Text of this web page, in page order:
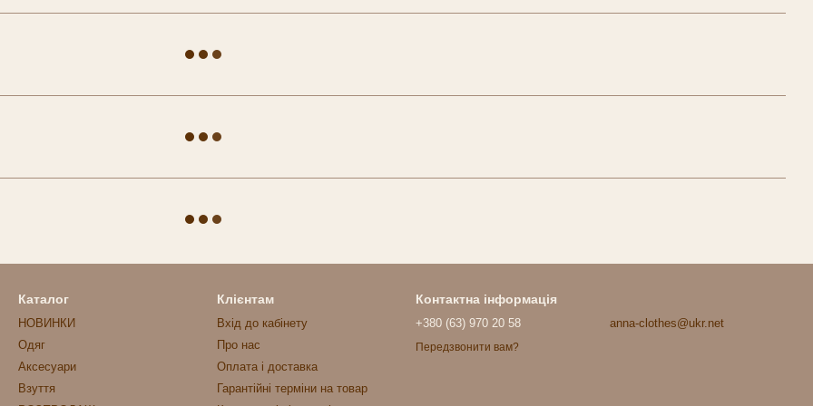
Каталог
НОВИНКИ
Одяг
Аксесуари
Взуття
Клієнтам
Вхід до кабінету
Про нас
Оплата і доставка
Гарантійні терміни на товар
Контактна інформація
+380 (63) 970 20 58
Передзвонити вам?
anna-clothes@ukr.net